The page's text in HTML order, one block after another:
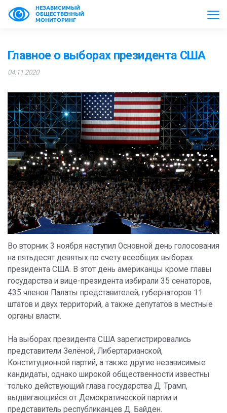
НЕЗАВИСИМЫЙ
ОБЩЕСТВЕННЫЙ
МОНИТОРИНГ
Главное о выборах президента США
04.11.2020
Во вторник 3 ноября наступил Основной день голосования
на пятьдесят девятых по счету всеобщих выборах
президента США. В этот день американцы кроме главы
государства и вице-президента избирали 35 сенаторов,
435 членов Палаты представителей, губернаторов 11
штатов и двух территорий, а также депутатов в местные
органы власти.
На выборах президента США зарегистрировались
представители Зелёной, Либертарианской,
Конституционной партий, а также другие независимые
кандидаты, однако широкой общественности известны
только действующий глава государства Д. Трамп,
выдвигающийся от Демократической партии и
представитель республиканцев Д. Байден.